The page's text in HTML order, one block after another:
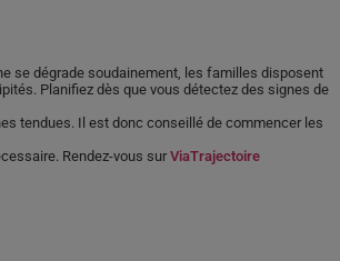
se dégrade soudainement, les familles disposent
Planifiez dès que vous détectez des signes de
tendues. Il est donc conseillé de commencer les
Rendez-vous sur ViaTrajectoire